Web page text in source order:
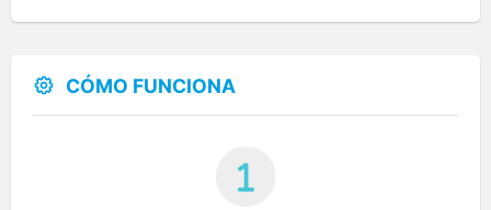
CÓMO FUNCIONA